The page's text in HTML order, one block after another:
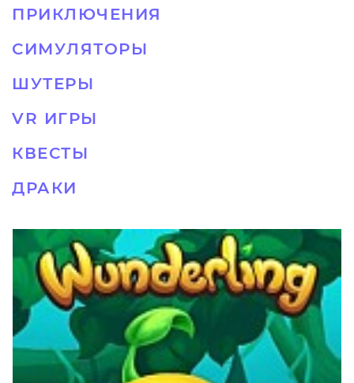
ПРИКЛЮЧЕНИЯ
СИМУЛЯТОРЫ
ШУТЕРЫ
VR ИГРЫ
КВЕСТЫ
ДРАКИ